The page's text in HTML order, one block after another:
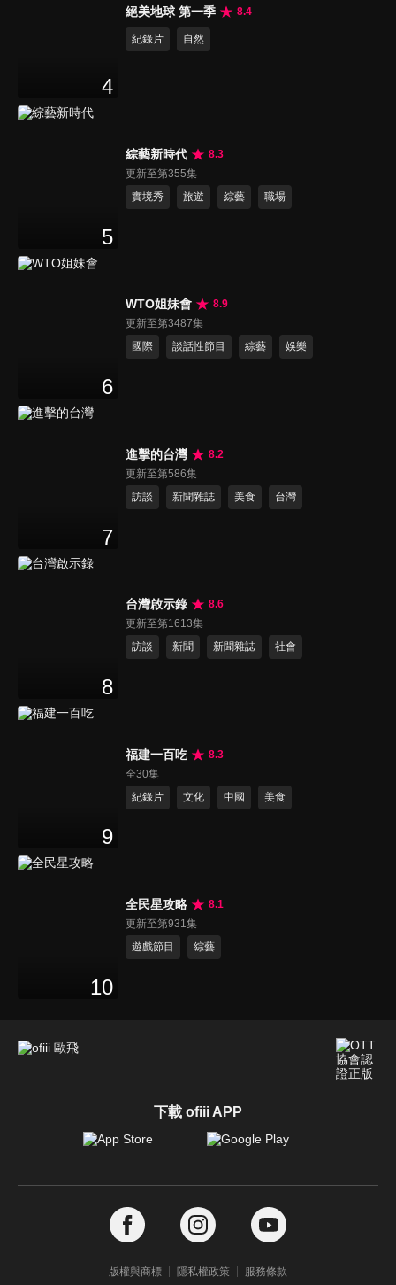
4
絕美地球 第一季 8.4
紀錄片 自然
5
綜藝新時代
8.3
更新至第355集
實境秀
旅遊 綜藝 職場
6
WTO姐妹會
8.9
更新至第3487集
國際
談話性節目 綜藝 娛樂
7
進擊的台灣
8.2
更新至第586集
訪談
新聞雜誌 美食 台灣
8
台灣啟示錄
8.6
更新至第1613集
訪談
新聞 新聞雜誌 社會
9
福建一百吃
8.3
全30集
紀錄片
文化 中國 美食
10
全民星攻略
8.1
更新至第931集
遊戲節目
綜藝
下載 ofiii APP
版權與商標 隱私權政策 服務條款